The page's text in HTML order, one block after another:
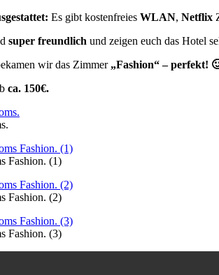
Es gibt kostenfreies WLAN, Netflix
super freundlich und zeigen euch das Hotel
wir das Zimmer „Fashion“ – perfekt!
ca. 150€.
Fashion. (1)
Fashion. (2)
Fashion. (3)